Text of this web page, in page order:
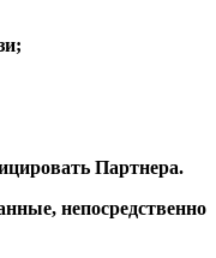
Партнера.
непосредственно